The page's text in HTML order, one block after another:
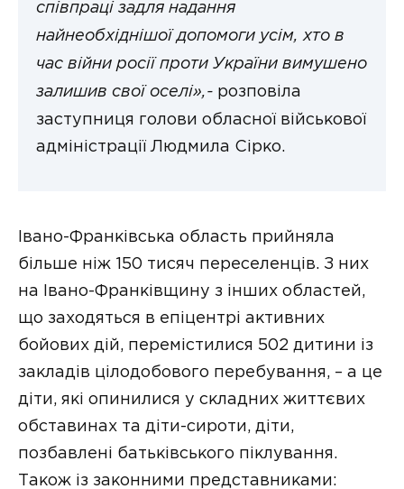
співпраці задля надання
найнеобхіднішої допомоги усім, хто в
час війни росії проти України вимушено
залишив свої оселі»,- розповіла
заступниця голови обласної військової
адміністрації Людмила Сірко.
Івано-Франківська область прийняла
більше ніж 150 тисяч переселенців. З них
на Івано-Франківщину з інших областей,
що заходяться в епіцентрі активних
бойових дій, перемістилися 502 дитини із
закладів цілодобового перебування, – а це
діти, які опинилися у складних життєвих
обставинах та діти-сироти, діти,
позбавлені батьківського піклування.
Також із законними представниками: